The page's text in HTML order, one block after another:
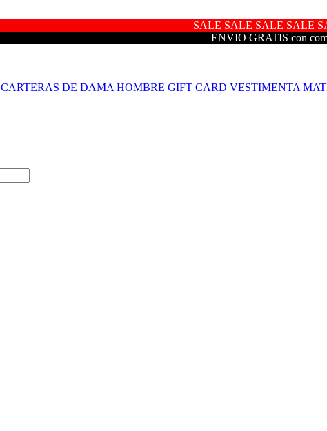
SALE SALE SALE SALE
ENVIO GRATIS con
CARTERAS DE DAMA HOMBRE GIFT CARD VESTIMENTA